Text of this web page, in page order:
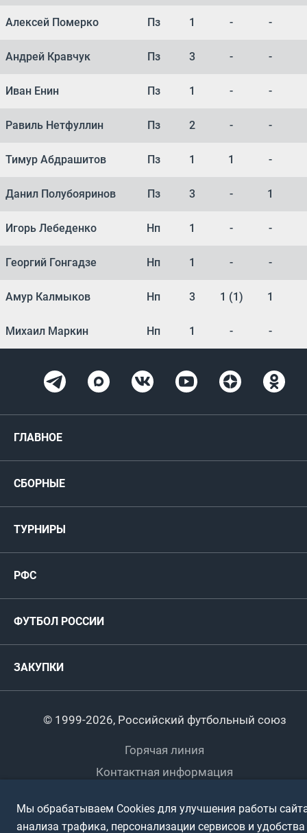
Алексей Померко Пз 1 - -
Андрей Кравчук Пз 3 - -
Иван Енин Пз 1 - -
Равиль Нетфуллин Пз 2 - -
Тимур Абдрашитов Пз 1 1 -
Данил Полубояринов Пз 3 - 1
Игорь Лебеденко Нп 1 - -
Георгий Гонгадзе Нп 1 - -
Амур Калмыков Нп 3 1 (1) 1
Михаил Маркин Нп 1 - -
ГЛАВНОЕ
Карта болельщика
СБОРНЫЕ
Футзал
Титулы и трофеи
ТУРНИРЫ
Международные
Турниры клубов
РФС
Регионы
ФУТБОЛ РОССИИ
Пляжный
ПОДА-футбол
Футбольное двоеборье
Любители
Спортшколы
Дети
Ветераны
ЗАКУПКИ
© 1999-2026, Российский футбольный союз
Горячая линия
Контактная информация
Использование информации
Мы обрабатываем Cookies для улучшения работы
анализа трафика, персонализации сервисов и удобства